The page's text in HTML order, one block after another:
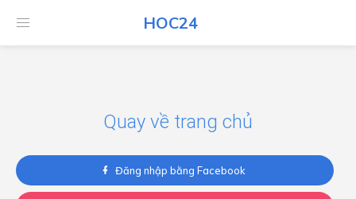
HOC24
HOC24
Quay về trang chủ
Đăng nhập bằng Facebook